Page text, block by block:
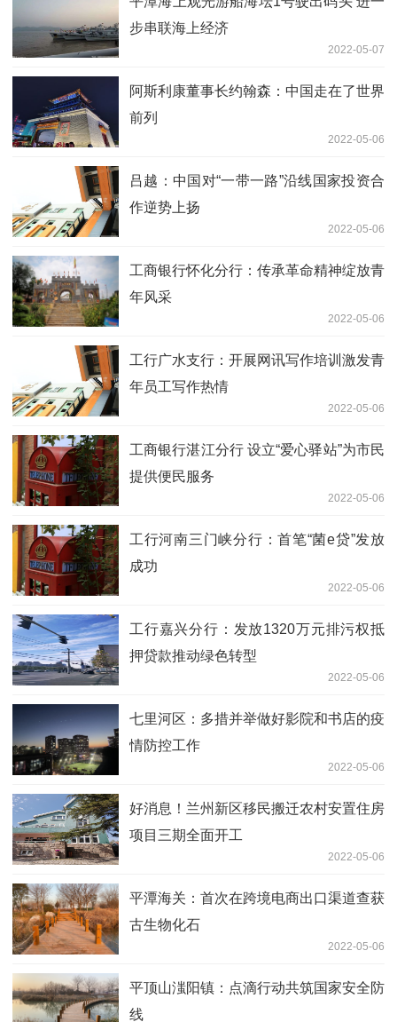
步串联海上经济
2022-05-07
阿斯利康董事长约翰森：中国走在了世界
前列
2022-05-06
吕越：中国对“一带一路”沿线国家投资合
作逆势上扬
2022-05-06
工商银行怀化分行：传承革命精神绽放青
年风采
2022-05-06
工行广水支行：开展网讯写作培训激发青
年员工写作热情
2022-05-06
工商银行湛江分行 设立“爱心驿站”为市民
提供便民服务
2022-05-06
工行河南三门峡分行：首笔“菌e贷”发放
成功
2022-05-06
工行嘉兴分行：发放1320万元排污权抵
押贷款推动绿色转型
2022-05-06
七里河区：多措并举做好影院和书店的疫
情防控工作
2022-05-06
好消息！兰州新区移民搬迁农村安置住房
项目三期全面开工
2022-05-06
平潭海关：首次在跨境电商出口渠道查获
古生物化石
2022-05-06
平顶山滍阳镇：点滴行动共筑国家安全防
线